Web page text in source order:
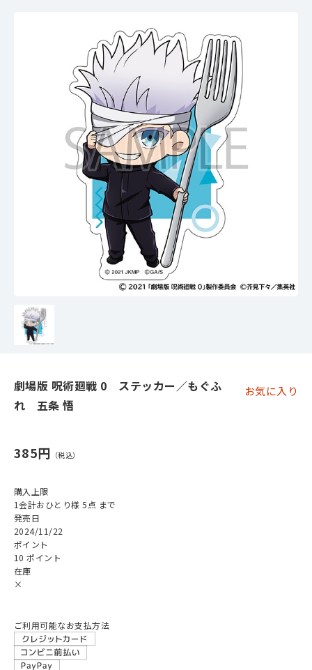
劇場版 呪術廻戦 0 ステッカー／もぐふ
れ 五条 悟
お気に入り
385円
購入上限
1会計おひとり様 5点 まで
発売日
2024/11/22
ポイント
10 ポイント
在庫
×
ご利用可能なお支払方法